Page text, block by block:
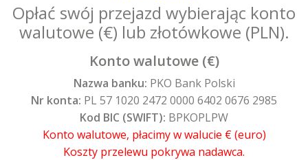
Opłać swój przejazd wybierając konto
walutowe (€) lub złotówkowe (PLN).
Konto walutowe (€)
Nazwa banku: PKO Bank Polski
Nr konta: PL 57 1020 2472 0000 6402 0676 2985
Kod BIC (SWIFT): BPKOPLPW
Konto walutowe, płacimy w walucie € (euro)
Koszty przelewu pokrywa nadawca.